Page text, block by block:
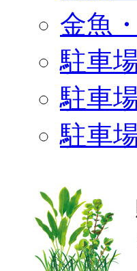
金魚
駐車
駐車
駐車